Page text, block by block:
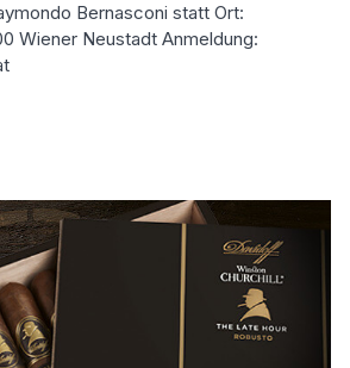
Bernasconi statt Ort:
Wiener Neustadt Anmeldung: